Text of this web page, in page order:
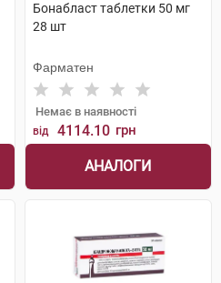
Бонабласт таблетки 50 мг
28 шт
Фарматен
Немає в наявності
від 4114.10 грн
АНАЛОГИ